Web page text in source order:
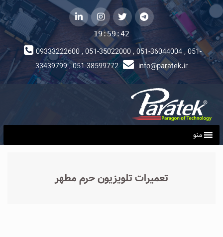
telegramتوییتر instagramلینکداین
19:59:43
09333222600 , 051-35022000 , 051-36044004 , 051-
33439799 , 051-38599772
info@paratek.ir
منو
تعمیرات تلویزیون حرم مطهر